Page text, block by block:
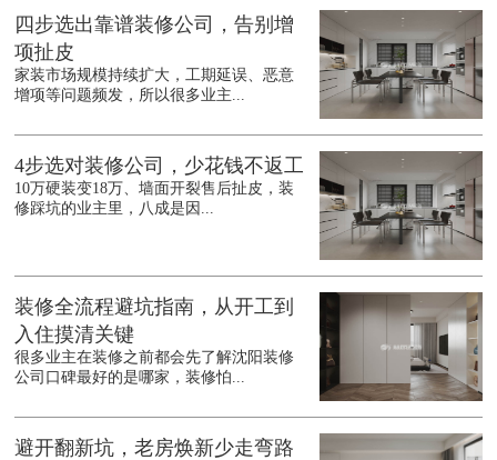
四步选出靠谱装修公司，告别增
项扯皮
家装市场规模持续扩大，工期延误、恶意
增项等问题频发，所以很多业主...
4步选对装修公司，少花钱不返工
10万硬装变18万、墙面开裂售后扯皮，装
修踩坑的业主里，八成是因...
装修全流程避坑指南，从开工到
入住摸清关键
很多业主在装修之前都会先了解沈阳装修
公司口碑最好的是哪家，装修怕...
避开翻新坑，老房焕新少走弯路